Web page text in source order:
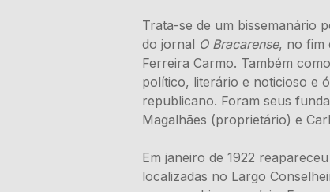
Trata-se de um bissemanário
do jornal O Bracarense, no fim
Ferreira Carmo. Também como
político, literário e noticioso e
republicano. Foram seus
Magalhães (proprietário) e
Em janeiro de 1922
localizadas no Largo